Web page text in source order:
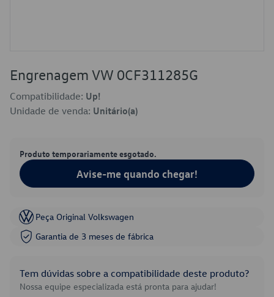
Engrenagem VW 0CF311285G
Compatibilidade: Up!
Unidade de venda: Unitário(a)
Produto temporariamente esgotado.
Avise-me quando chegar!
Peça Original Volkswagen
Garantia de 3 meses de fábrica
Tem dúvidas sobre a compatibilidade deste produto?
Nossa equipe especializada está pronta para ajudar!